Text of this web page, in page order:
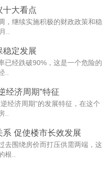
十大看点
，继续实施积极的财政政策和稳
..
稳定发展
已经跌破90%，这是一个危险的
..
经济周期”特征
经济周期”的发展特征，在这个
..
系 促使楼市长效发展
去围绕房价而打压供需两端，这
根..